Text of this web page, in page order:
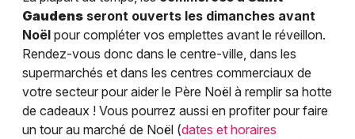
Gaudens seront ouverts les dimanches avant
Noël pour compléter vos emplettes avant le réveillon.
Rendez-vous donc dans le centre-ville, dans les
supermarchés et dans les centres commerciaux de
votre secteur pour aider le Père Noël à remplir sa hotte
de cadeaux ! Vous pourrez aussi en profiter pour faire
un tour au marché de Noël (dates et horaires